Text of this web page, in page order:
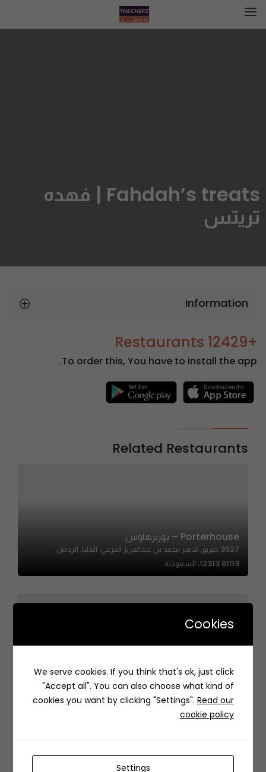
Fahdah’s treats | فهده
تريتس
Information
+12429 Restaurants
To order this, You have to install the app.
Related Restaurants
Porterhouse – بورترهاوس
3527 طريق الامير محمد بن عبدالعزيز الفرعي، العليا، الرياض
12313 8103، السعودية
Noor&D Bakery | نور اند دي بيكري
93G6+P57, Abu Bakr Alsiddiq St, Al Manar, Dammam
32273, Saudi Arabia
Cookies
We serve cookies. If you think that's ok, just click
"Accept all". You can also choose what kind of
cookies you want by clicking "Settings". Read our
cookie policy
Settings